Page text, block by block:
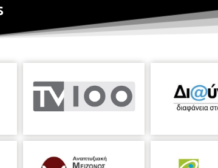
και πιάνο», 10